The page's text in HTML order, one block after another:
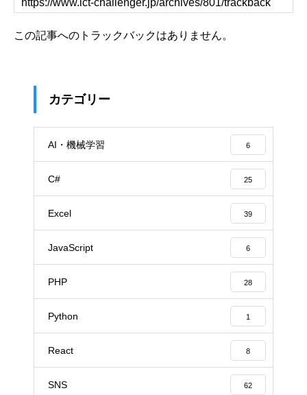
この記事へのトラックバックはありません。
カテゴリー
AI・機械学習 6
C# 25
Excel 39
JavaScript 6
PHP 28
Python 1
React 8
SNS 62